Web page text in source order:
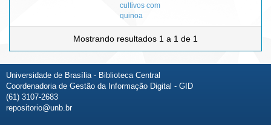
cultivos com
quinoa
Mostrando resultados 1 a 1 de 1
Universidade de Brasília - Biblioteca Central
Coordenadoria de Gestão da Informação Digital - GID
(61) 3107-2683
repositorio@unb.br